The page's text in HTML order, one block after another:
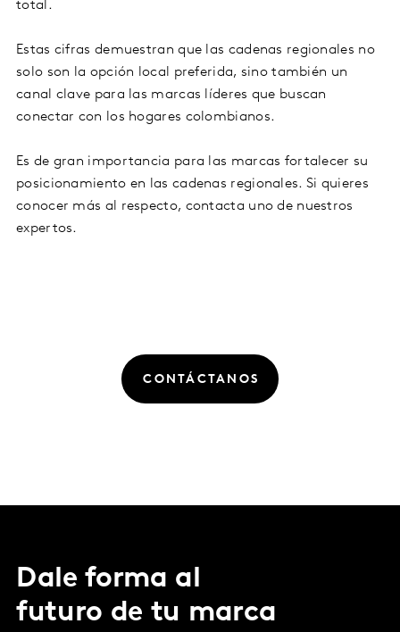
total.
Estas cifras demuestran que las cadenas regionales no
solo son la opción local preferida, sino también un
canal clave para las marcas líderes que buscan
conectar con los hogares colombianos.
Es de gran importancia para las marcas fortalecer su
posicionamiento en las cadenas regionales. Si quieres
conocer más al respecto, contacta uno de nuestros
expertos.
CONTÁCTANOS
Dale forma al
futuro de tu marca